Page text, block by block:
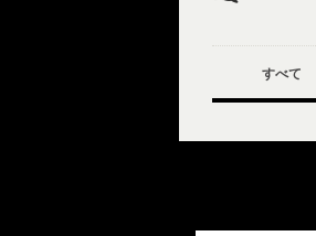
すべて